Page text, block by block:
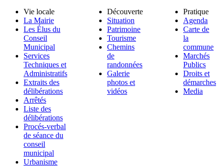
Vie locale
La Mairie
Les Élus du
Conseil
Municipal
Services
Techniques et
Administratifs
Extraits des
délibérations
Arrêtés
Liste des
délibérations
Procés-verbal
de séance du
conseil
municipal
Urbanisme
Découverte
Situation
Patrimoine
Tourisme
Chemins
de
randonnées
Galerie
photos et
vidéos
Pratique
Agenda
Carte de
la
commune
Marchés
Publics
Droits et
démarches
Media